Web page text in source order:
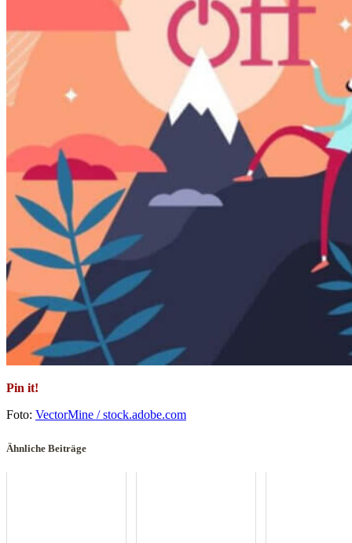
Pin it!
Foto: VectorMine / stock.adobe.com
Ähnliche Beiträge